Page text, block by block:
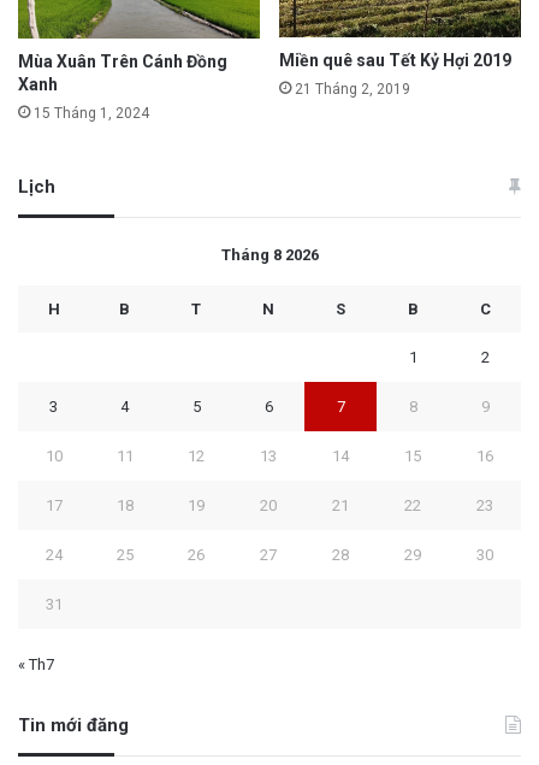
Mùa Xuân Trên Cánh Đồng
Xanh
15 Tháng 1, 2024
Miền quê sau Tết Kỷ Hợi 2019
21 Tháng 2, 2019
Lịch
Tháng 8 2026
H B T N S B C
1 2
3 4 5 6 7 8 9
10 11 12 13 14 15 16
17 18 19 20 21 22 23
24 25 26 27 28 29 30
31
« Th7
Tin mới đăng